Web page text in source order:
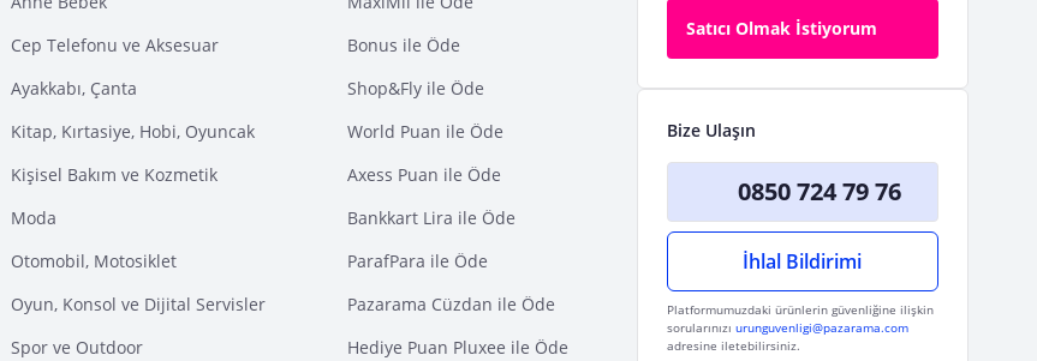
Cep Telefonu ve Aksesuar
Ayakkabı, Çanta
Kitap, Kırtasiye, Hobi, Oyuncak
Kişisel Bakım ve Kozmetik
Moda
Otomobil, Motosiklet
Oyun, Konsol ve Dijital Servisler
Spor ve Outdoor
Bonus ile Öde
Shop&Fly ile Öde
World Puan ile Öde
Axess Puan ile Öde
Bankkart Lira ile Öde
ParafPara ile Öde
Pazarama Cüzdan ile Öde
Hediye Puan Pluxee ile Öde
Satıcı Olmak İstiyorum
Bize Ulaşın
0850 724 79 76
İhlal Bildirimi
Platformumuzdaki ürünlerin güvenliğine ilişkin
sorularınızı urunguvenligi@pazarama.com
adresine iletebilirsiniz.